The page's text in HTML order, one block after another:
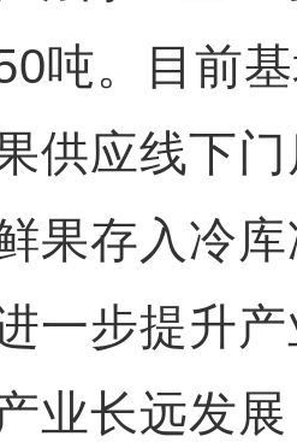
吨。目前
供应线下
果存入冷
一步提升
长远发展